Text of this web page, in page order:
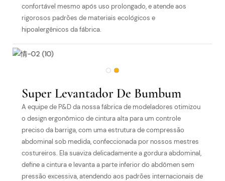
confortável mesmo após uso prolongado, e atende aos
rigorosos padrões de materiais ecológicos e
hipoalergênicos da fábrica.
Super Levantador De Bumbum
A equipe de P&D da nossa fábrica de modeladores otimizou
o design ergonômico de cintura alta para um controle
preciso da barriga, com uma estrutura de compressão
abdominal sob medida, confeccionada por nossos mestres
costureiros. Ela suaviza delicadamente a gordura abdominal,
define a cintura e levanta a parte inferior do abdômen sem
pressão excessiva, atendendo aos padrões internacionais de